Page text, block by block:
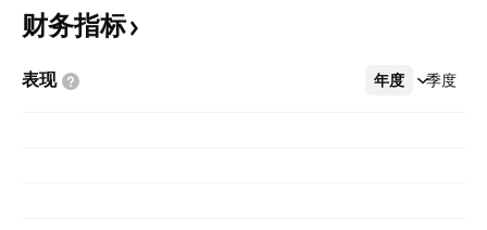
财务指标
表现 年度 季度
更多